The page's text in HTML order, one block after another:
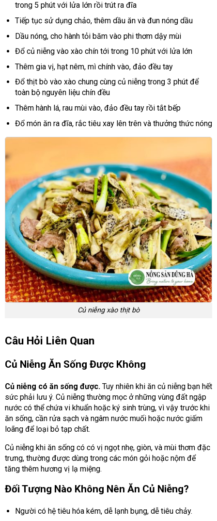
trong 5 phút với lửa lớn rồi trút ra đĩa
Tiếp tục sử dụng chảo, thêm dầu ăn và đun nóng dầu
Dầu nóng, cho hành tỏi băm vào phi thơm dậy mùi
Đổ củ niễng vào xào chín tới trong 10 phút với lửa lớn
Thêm gia vị, hạt nêm, mì chính vào, đảo đều tay
Đổ thịt bò vào xào chung cùng củ niễng trong 3 phút để
toàn bộ nguyên liệu chín đều
Thêm hành lá, rau mùi vào, đảo đều tay rồi tắt bếp
Đổ món ăn ra đĩa, rắc tiêu xay lên trên và thưởng thức nóng
Củ niễng xào thịt bò
Câu Hỏi Liên Quan
Củ Niễng Ăn Sống Được Không
Củ niễng có ăn sống được. Tuy nhiên khi ăn củ niễng bạn hết
sức phải lưu ý. Củ niễng thường mọc ở những vùng đất ngập
nước có thể chứa vi khuẩn hoặc ký sinh trùng, vì vậy trước khi
ăn sống, cần rửa sạch và ngâm nước muối hoặc nước giấm
loãng để loại bỏ tạp chất.
Củ niễng khi ăn sống có có vị ngọt nhẹ, giòn, và mùi thơm đặc
trưng, thường được dùng trong các món gỏi hoặc nộm để
tăng thêm hương vị lạ miệng.
Đối Tượng Nào Không Nên Ăn Củ Niễng?
Người có hệ tiêu hóa kém, dễ lạnh bụng, dễ tiêu chảy.